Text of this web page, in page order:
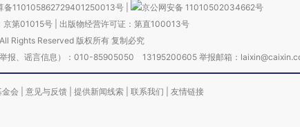
备110105862729401250013号
京公网安备 11010502034662号
京第01015号| 出版物经营许可证：第直100013号
Rights Reserved 版权所有 复制必究
举报、谣言信息）：010-85905050 13195200605 举报邮箱：
金会 意见与反馈 提供新闻线索 联系我们 友情链接